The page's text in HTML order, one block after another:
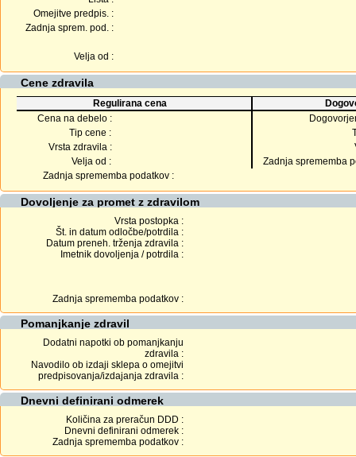
Omejitve predpis. :
Zadnja sprem. pod. :
Velja od :
Cene zdravila
Regulirana cena
Cena na debelo :
Tip cene :
Vrsta zdravila :
Velja od :
Zadnja sprememba
Zadnja sprememba podatkov :
Dovoljenje za promet z zdravilom
Vrsta postopka :
Št. in datum odločbe/potrdila :
Datum preneh. trženja zdravila :
Imetnik dovoljenja / potrdila :
Zadnja sprememba podatkov :
Pomanjkanje zdravil
Dodatni napotki ob pomanjkanju
zdravila :
Navodilo ob izdaji sklepa o omejitvi
predpisovanja/izdajanja zdravila :
Dnevni definirani odmerek
Količina za preračun DDD :
Dnevni definirani odmerek :
Zadnja sprememba podatkov :